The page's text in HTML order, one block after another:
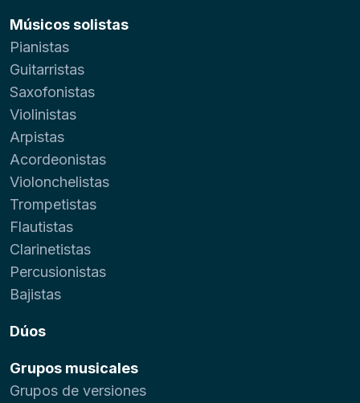
Músicos solistas
Pianistas
Guitarristas
Saxofonistas
Violinistas
Arpistas
Acordeonistas
Violonchelistas
Trompetistas
Flautistas
Clarinetistas
Percusionistas
Bajistas
Dúos
Grupos musicales
Grupos de versiones